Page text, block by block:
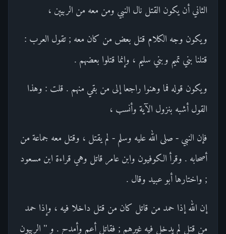
الثاني أن يكون القتل نال النبي ومن معه من الربيين ،
ويكون وجه الكلام قتل بعض من كان معه ; تقول العرب :
قتلنا بني تميم وبني سليم ، وإنما قتلوا بعضهم .
ويكون قوله فما وهنوا راجعا إلى من بقي منهم . قلت : وهذا
القول أشبه بنزول الآية وأنسب ،
فإن النبي - صلى الله عليه وسلم - لم يقتل ، وقتل معه جماعة من
أصحابه . وقرأ الكوفيون وابن عامر قاتل وهي قراءة ابن مسعود
; واختارها أبو عبيد وقال .
إن الله إذا حمد من قاتل كان من قتل داخلا فيه ، وإذا حمد
من قتل لم يدخل فيه غيرهم ; فقاتل أعم وأمدح . و " الربيون